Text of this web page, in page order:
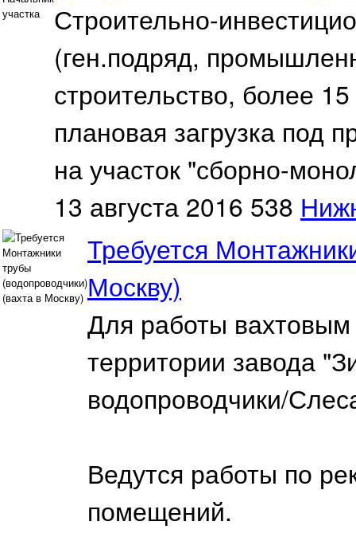
Строительно-
(ген.подряд,
строительство, более
плановая загрузка под
на участок "сборно-
13 августа 2016 538
Требуется
Москву)
Для работы
территории завода
водопроводчики/
Ведутся работы по
помещений.